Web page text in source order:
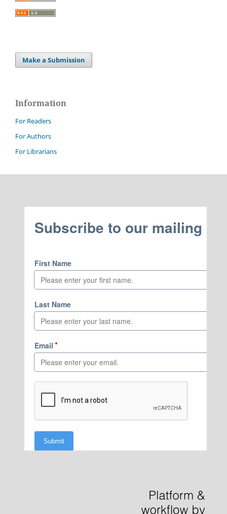
Make a Submission
Information
For Readers
For Authors
For Librarians